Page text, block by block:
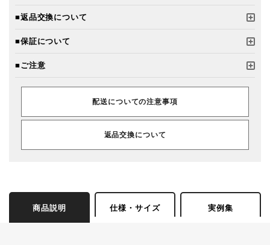
■返品交換について
■保証について
■ご注意
配送についての注意事項
返品交換について
商品説明 仕様・サイズ 実例集